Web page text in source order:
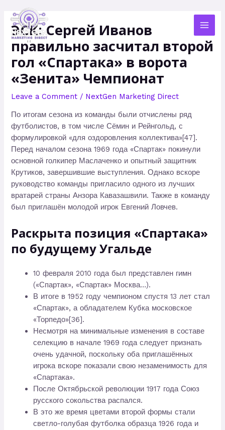
content
ЭСК: Сергей Иванов
правильно засчитал второй
гол «Спартака» в ворота
«Зенита» Чемпионат
Leave a Comment / NextGen Marketing Direct
По итогам сезона из команды были отчислены ряд
футболистов, в том числе Сёмин и Рейнгольд, с
формулировкой «для оздоровления коллектива»[47].
Перед началом сезона 1969 года «Спартак» покинули
основной голкипер Маслаченко и опытный защитник
Крутиков, завершившие выступления. Однако вскоре
руководство команды пригласило одного из лучших
вратарей страны Анзора Кавазашвили. Также в команду
был приглашён молодой игрок Евгений Ловчев.
Раскрыта позиция «Спартака»
по будущему Угальде
10 февраля 2010 года был представлен гимн
(«Спартак», «Спартак» Москва…).
В итоге в 1952 году чемпионом спустя 13 лет стал
«Спартак», а обладателем Кубка московское
«Торпедо»[36].
Несмотря на минимальные изменения в составе
селекцию в начале 1969 года следует признать
очень удачной, поскольку оба приглашённых
игрока вскоре показали свою незаменимость для
«Спартака».
После Октябрьской революции 1917 года Союз
русского сокольства распался.
В это же время цветами второй формы стали
светло-голубая футболка образца 1926 года и